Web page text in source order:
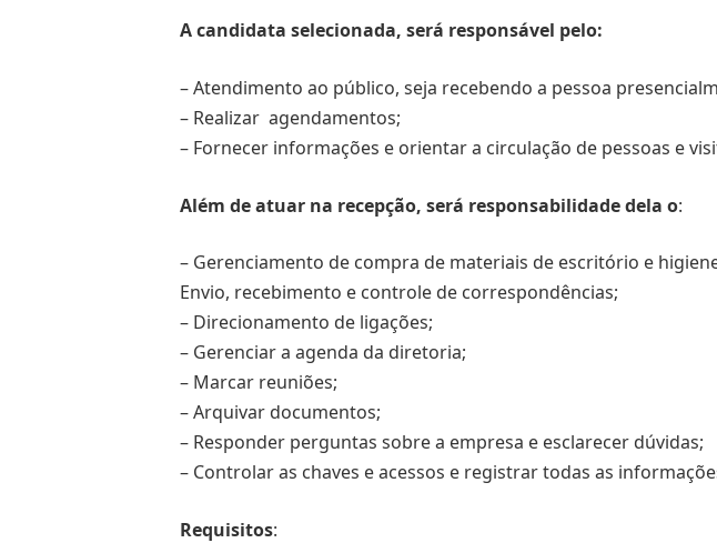
A candidata selecionada, será responsável pelo:
– Atendimento ao público, seja recebendo a pessoa
– Realizar agendamentos;
– Fornecer informações e orientar a circulação de pessoas e
Além de atuar na recepção, será responsabilidade dela o:
– Gerenciamento de compra de materiais de escritório e
Envio, recebimento e controle de correspondências;
– Direcionamento de ligações;
– Gerenciar a agenda da diretoria;
– Marcar reuniões;
– Arquivar documentos;
– Responder perguntas sobre a empresa e esclarecer dúvidas;
– Controlar as chaves e acessos e registrar todas as
Requisitos: